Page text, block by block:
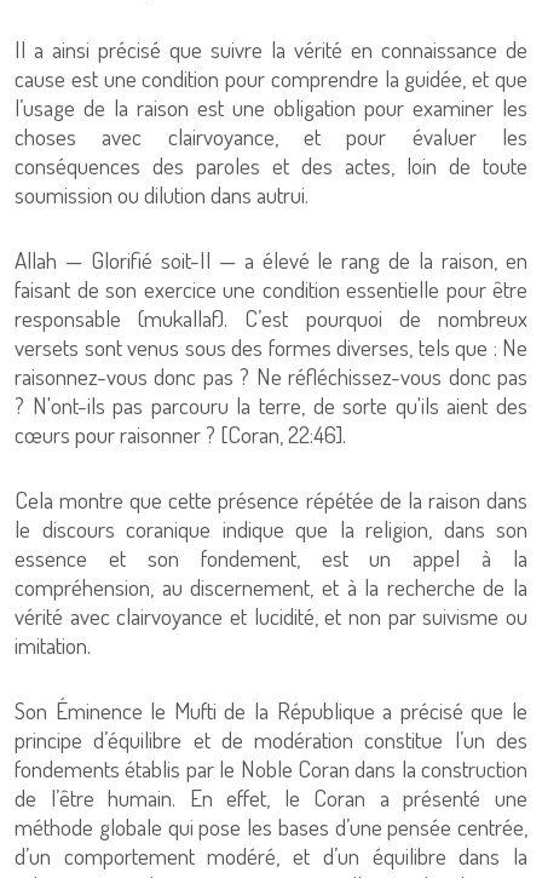
Il a ainsi précisé que suivre la vérité en connaissance de
cause est une condition pour comprendre la guidée, et que
l’usage de la raison est une obligation pour examiner les
choses avec clairvoyance, et pour évaluer les
conséquences des paroles et des actes, loin de toute
soumission ou dilution dans autrui.
Allah — Glorifié soit-Il — a élevé le rang de la raison, en
faisant de son exercice une condition essentielle pour être
responsable (mukallaf). C’est pourquoi de nombreux
versets sont venus sous des formes diverses, tels que : Ne
raisonnez-vous donc pas ? Ne réfléchissez-vous donc pas
? N'ont-ils pas parcouru la terre, de sorte qu'ils aient des
cœurs pour raisonner ? [Coran, 22:46].
Cela montre que cette présence répétée de la raison dans
le discours coranique indique que la religion, dans son
essence et son fondement, est un appel à la
compréhension, au discernement, et à la recherche de la
vérité avec clairvoyance et lucidité, et non par suivisme ou
imitation.
Son Éminence le Mufti de la République a précisé que le
principe d’équilibre et de modération constitue l’un des
fondements établis par le Noble Coran dans la construction
de l’être humain. En effet, le Coran a présenté une
méthode globale qui pose les bases d’une pensée centrée,
d’un comportement modéré, et d’un équilibre dans la